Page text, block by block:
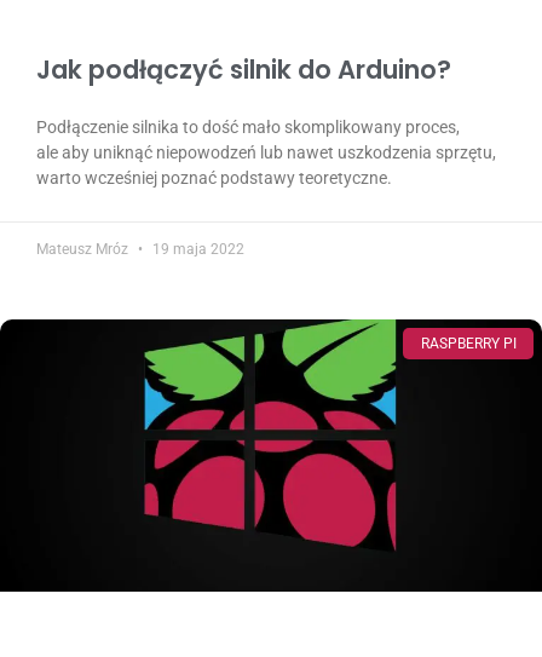
Jak podłączyć silnik do Arduino?
Podłączenie silnika to dość mało skomplikowany proces,
ale aby uniknąć niepowodzeń lub nawet uszkodzenia sprzętu,
warto wcześniej poznać podstawy teoretyczne.
Mateusz Mróz 19 maja 2022
RASPBERRY PI